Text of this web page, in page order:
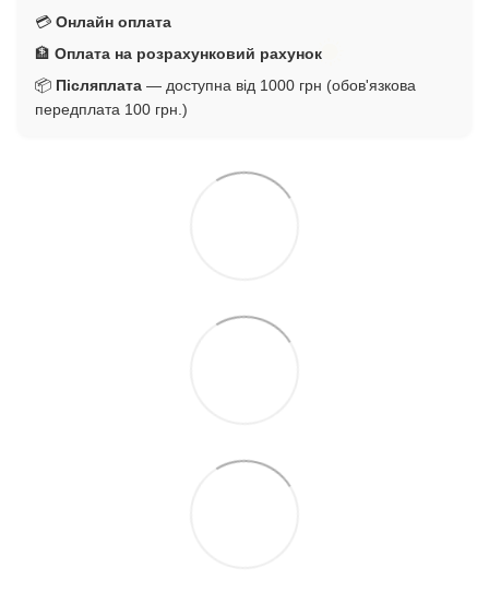
💳 Онлайн оплата
🏦 Оплата на розрахунковий рахунок
📦 Післяплата — доступна від 1000 грн (обов'язкова
передплата 100 грн.)